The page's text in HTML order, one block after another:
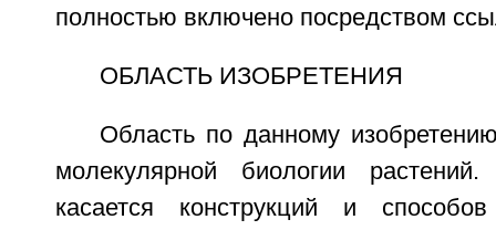
полностью включено посредством
ОБЛАСТЬ ИЗОБРЕТЕНИЯ
Область по данному
молекулярной биологии
касается конструкций и